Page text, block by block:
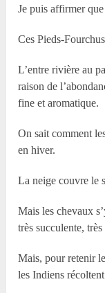
Je puis affirmer
Ces Pieds-
L’entre rivière au
raison de
fine et aromatique.
On sait comment
en hiver.
La neige couvre le
Mais les chevaux
très succulente,
Mais, pour retenir
les Indiens